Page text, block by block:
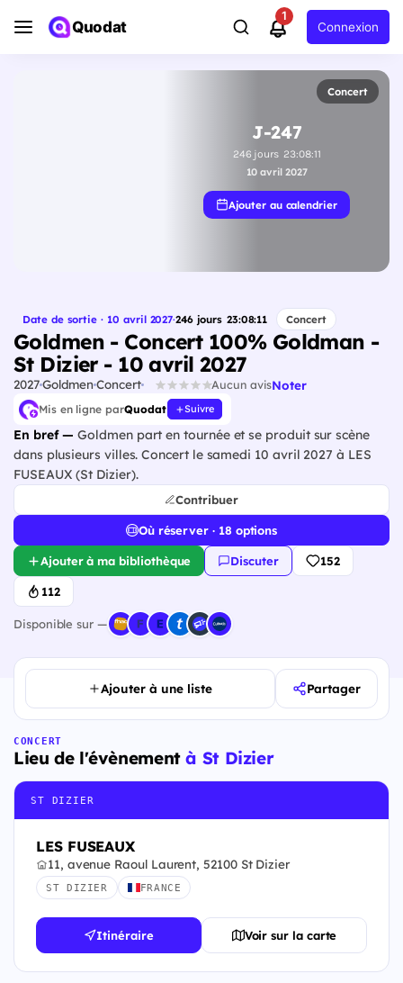
Quodat
1
Connexion
Concert
J-247
246jours 23:08:10
10 avril 2027
Ajouter au calendrier
Date de sortie · 10 avril 2027·246 jours 23:08:10 Concert
Goldmen - Concert 100% Goldman -
St Dizier - 10 avril 2027
2027GoldmenConcert Aucun avisNoter
Mis en ligne parQuodat Suivre
En bref — Goldmen part en tournée et se produit sur scène
dans plusieurs villes. Concert le samedi 10 avril 2027 à LES
FUSEAUX (St Dizier).
Contribuer
Où réserver · 18 options
Ajouter à ma bibliothèque Discuter 152
112
Disponible sur —
Ajouter à une liste Partager
CONCERT
Lieu de l'évènementà St Dizier
ST DIZIER
LES FUSEAUX
11, avenue Raoul Laurent, 52100 St Dizier
ST DIZIER FRANCE
Itinéraire Voir sur la carte